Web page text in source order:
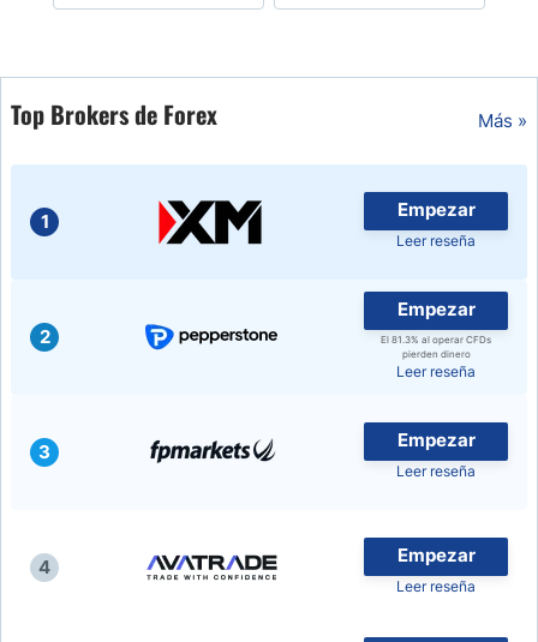
Materias Primas
Top Brokers de Forex Más »
1
Empezar
Leer reseña
2
Empezar
El 81.3% al operar CFDs
pierden dinero
Leer reseña
3
Empezar
Leer reseña
4
Empezar
Leer reseña